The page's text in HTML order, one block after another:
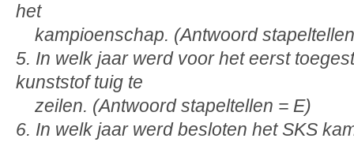
het
kampioenschap. (Antwoord
5. In welk jaar werd voor het eerst
kunststof tuig te
zeilen. (Antwoord stapeltellen = E)
6. In welk jaar werd besloten het SKS